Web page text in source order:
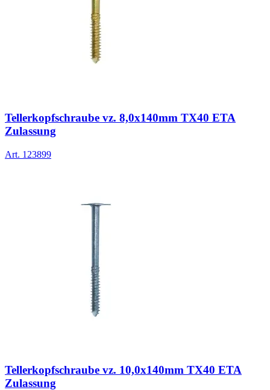
Tellerkopfschraube vz. 8,0x140mm TX40 ETA
Zulassung
Art. 123899
Tellerkopfschraube vz. 10,0x140mm TX40 ETA
Zulassung